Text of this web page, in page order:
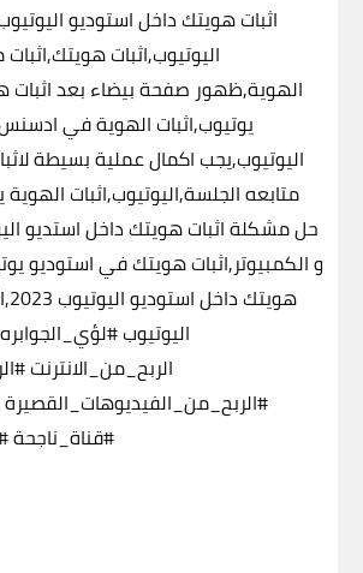
اثبات هويتك داخل استوديو
اليوتيوب,اثبات هويتك,اثبات
الهوية,ظهور صفحة بيضاء بعد
يوتيوب,اثبات الهوية في
اليوتيوب,يجب اكمال عملية بسيطة
متابعه الجلسة,اليوتيوب,اثبات
حل مشكلة اثبات هويتك داخل استديو
و الكمبيوتر,اثبات هويتك في استوديو
اليوتيوب#لؤي_الجوابره
الربح_من_الانترنت
#الربح_من_الفيديوهات_القصيرة
#قناة_ناجحة